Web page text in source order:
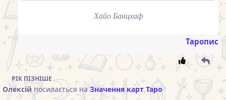
Хайо Банцхаф
Таропис
РІК ПІЗНІШЕ
Олексійпосилається наЗначення карт Таро